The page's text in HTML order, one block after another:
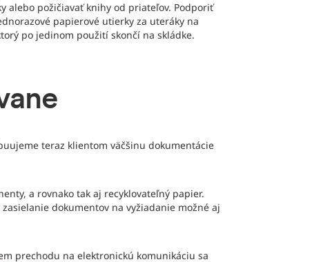
alebo požičiavať knihy od priateľov. Podporiť
papierové utierky za uteráky na
po jedinom použití skončí na skládke.
teraz klientom väčšinu dokumentácie
a rovnako tak aj recyklovateľný papier.
dokumentov na vyžiadanie možné aj
prechodu na elektronickú komunikáciu sa